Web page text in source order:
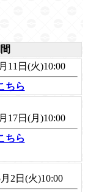
11日(火)10:00
ちら
17日(月)10:00
ちら
2日(火)10:00